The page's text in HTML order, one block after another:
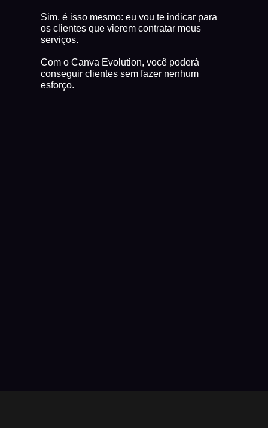
Sim, é isso mesmo: eu vou te indicar para
os clientes que vierem contratar meus
serviços.
Com o Canva Evolution, você poderá
conseguir clientes sem fazer nenhum
esforço.